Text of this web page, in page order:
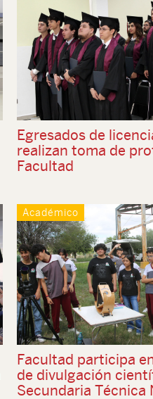
Egresados de
realizan toma de
Facultad
Académico
Facultad participa
de divulgación
Secundaria Técnica